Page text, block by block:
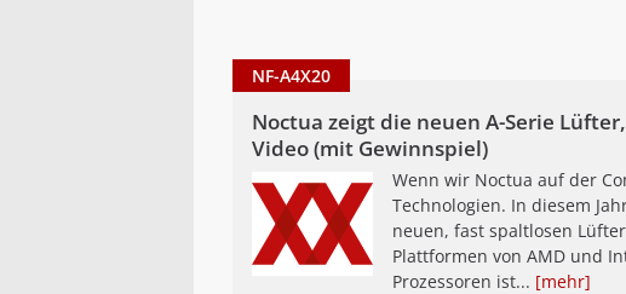
NF-A4X20
Noctua zeigt die neuen A-Serie
Video (mit Gewinnspiel)
Wenn wir Noctua auf der
Technologien. In diesem
neuen, fast spaltlosen
Plattformen von AMD und
Prozessoren ist... [mehr]